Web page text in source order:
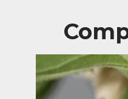
Ashwagandha Gummies
→ les personnes sujettes au
→ les personnes qui
profond et réparateur
→ les personnes qui
→ les personnes qui